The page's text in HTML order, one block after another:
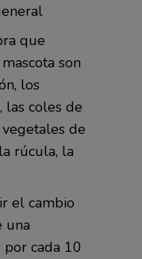
que
son
los
las coles de
de
rúcula, la
el cambio
una
cada 10